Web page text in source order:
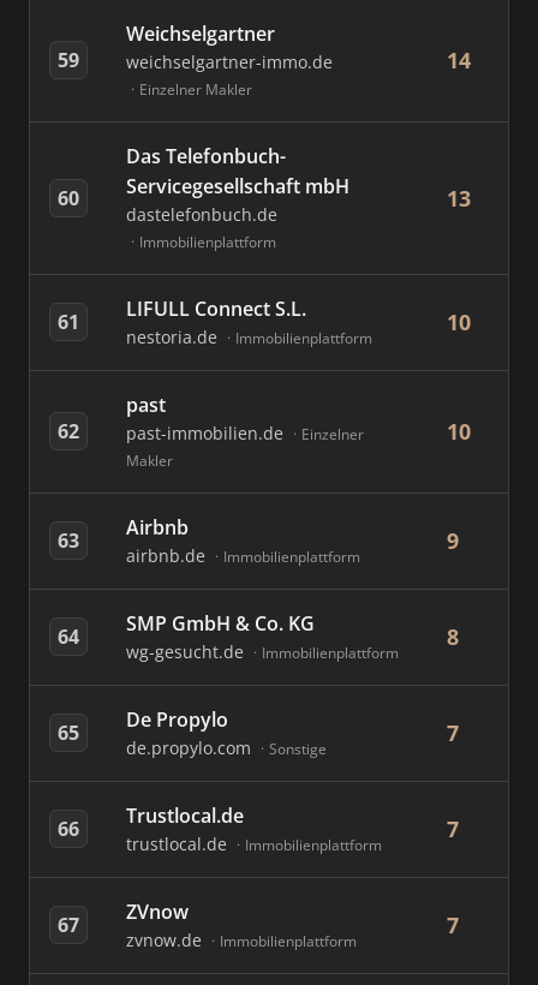
59
Weichselgartner
weichselgartner-immo.de
Einzelner Makler
14
60
Das Telefonbuch-
Servicegesellschaft mbH
dastelefonbuch.de
Immobilienplattform
13
61 LIFULL Connect S.L.
nestoria.de Immobilienplattform
10
62
past
past-immobilien.de
Einzelner
Makler
10
63 Airbnb
airbnb.de Immobilienplattform
9
64 SMP GmbH & Co. KG
wg-gesucht.de Immobilienplattform
8
65 De Propylo
de.propylo.com Sonstige
7
66 Trustlocal.de
trustlocal.de Immobilienplattform
7
67 ZVnow
zvnow.de Immobilienplattform
7